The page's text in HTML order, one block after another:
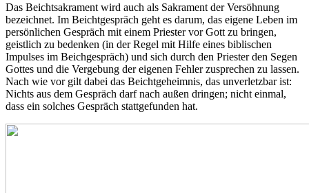
Das Beichtsakrament wird auch als Sakrament der Versöhnung
bezeichnet. Im Beichtgespräch geht es darum, das eigene Leben im
persönlichen Gespräch mit einem Priester vor Gott zu bringen,
geistlich zu bedenken (in der Regel mit Hilfe eines biblischen
Impulses im Beichgespräch) und sich durch den Priester den Segen
Gottes und die Vergebung der eigenen Fehler zusprechen zu lassen.
Nach wie vor gilt dabei das Beichtgeheimnis, das unverletzbar ist:
Nichts aus dem Gespräch darf nach außen dringen; nicht einmal,
dass ein solches Gespräch stattgefunden hat.